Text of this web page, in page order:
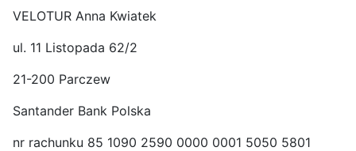
VELOTUR Anna Kwiatek
ul. 11 Listopada 62/2
21-200 Parczew
Santander Bank Polska
nr rachunku 85 1090 2590 0000 0001 5050 5801